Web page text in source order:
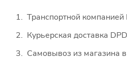
Транспортной компанией
Курьерская доставка
Самовывоз из магазина